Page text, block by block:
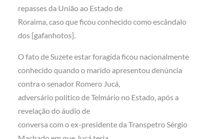
repasses da União ao Estado de
Roraima, caso que ficou conhecido como escândalo
dos [gafanhotos].
O fato de Suzete estar foragida ficou nacionalmente
conhecido quando o marido apresentou denúncia
contra o senador Romero Jucá,
adversário político de Telmário no Estado, após a
revelação do áudio de
conversa com o ex-presidente da Transpetro Sérgio